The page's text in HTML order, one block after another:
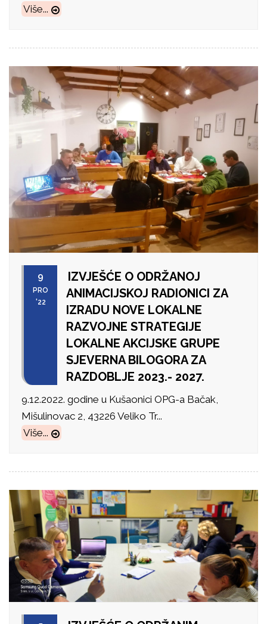
Više...
9
PRO
'22
IZVJEŠĆE O ODRŽANOJ
ANIMACIJSKOJ RADIONICI ZA
IZRADU NOVE LOKALNE
RAZVOJNE STRATEGIJE
LOKALNE AKCIJSKE GRUPE
SJEVERNA BILOGORA ZA
RAZDOBLJE 2023.- 2027.
9.12.2022. godine u Kušaonici OPG-a Bačak,
Mišulinovac 2, 43226 Veliko Tr...
Više...